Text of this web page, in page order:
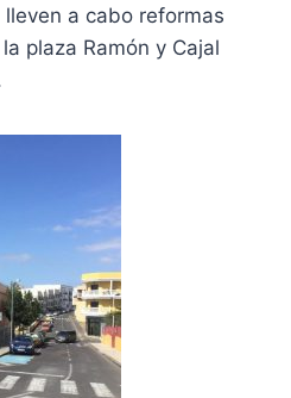
a cabo reformas
plaza Ramón y Cajal